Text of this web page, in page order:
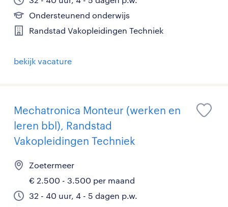
Ondersteunend onderwijs
Randstad Vakopleidingen Techniek
bekijk vacature
Mechatronica Monteur (werken en
leren bbl), Randstad
Vakopleidingen Techniek
Zoetermeer
€ 2.500 - 3.500 per maand
32 - 40 uur, 4 - 5 dagen p.w.